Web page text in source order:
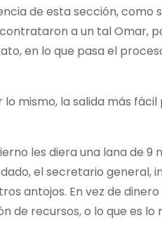
de esta sección, como
a un tal Omar,
en lo que pasa el
mismo, la salida más
les diera una lana de 9
el secretario general,
antojos. En vez de
de recursos, o lo que es lo